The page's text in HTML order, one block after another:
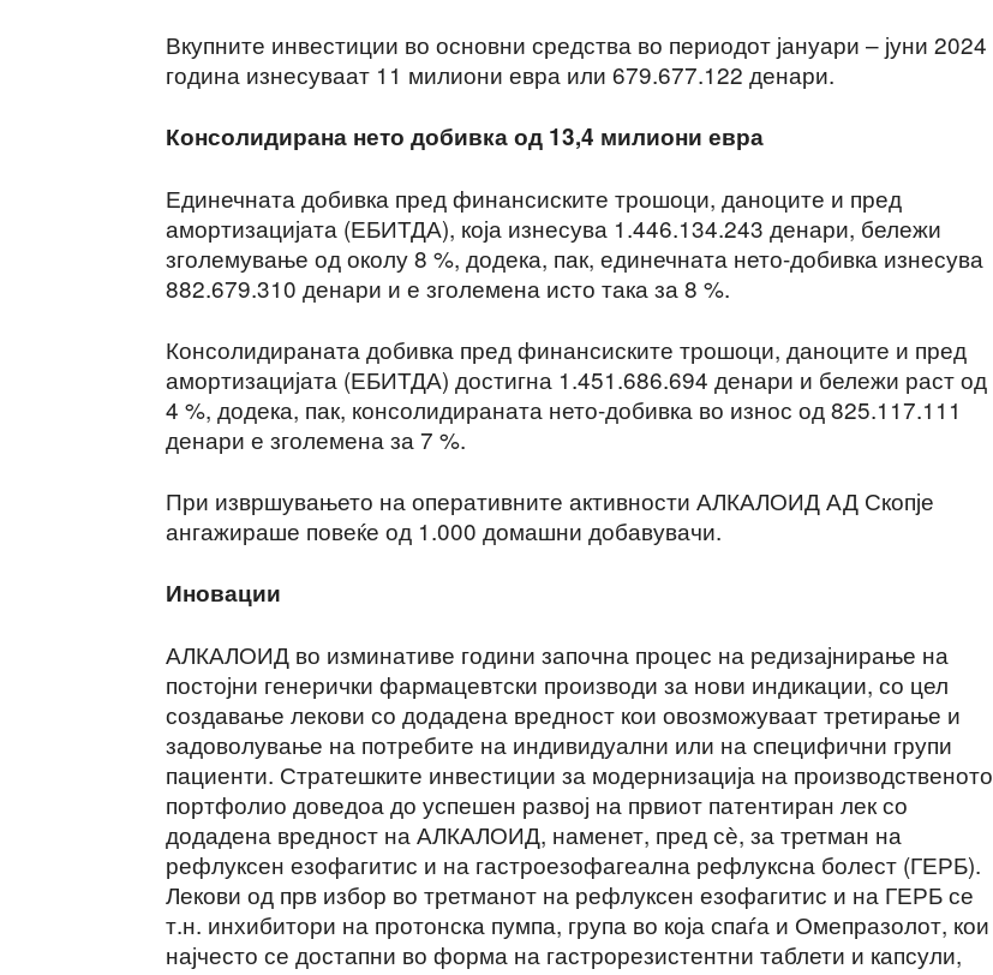
Вкупните инвестиции во основни средства во периодот јануари – јуни 2024
година изнесуваат 11 милиони евра или 679.677.122 денари.
Консолидирана нето добивка од 13,4 милиони евра
Единечната добивка пред финансиските трошоци, даноците и пред
амортизацијата (ЕБИТДА), која изнесува 1.446.134.243 денари, бележи
зголемување од околу 8 %, додека, пак, единечната нето-добивка изнесува
882.679.310 денари и е зголемена исто така за 8 %.
Консолидираната добивка пред финансиските трошоци, даноците и пред
амортизацијата (ЕБИТДА) достигна 1.451.686.694 денари и бележи раст од
4 %, додека, пак, консолидираната нето-добивка во износ од 825.117.111
денари е зголемена за 7 %.
При извршувањето на оперативните активности АЛКАЛОИД АД Скопје
ангажираше повеќе од 1.000 домашни добавувачи.
Иновации
АЛКАЛОИД во изминативе години започна процес на редизајнирање на
постојни генерички фармацевтски производи за нови индикации, со цел
создавање лекови со додадена вредност кои овозможуваат третирање и
задоволување на потребите на индивидуални или на специфични групи
пациенти. Стратешките инвестиции за модернизација на производственото
портфолио доведоа до успешен развој на првиот патентиран лек со
додадена вредност на АЛКАЛОИД, наменет, пред сѐ, за третман на
рефлуксен езофагитис и на гастроезофагеална рефлуксна болест (ГЕРБ).
Лекови од прв избор во третманот на рефлуксен езофагитис и на ГЕРБ се
т.н. инхибитори на протонска пумпа, група во која спаѓа и Омепразолот, кои
најчесто се достапни во форма на гастрорезистентни таблети и капсули,